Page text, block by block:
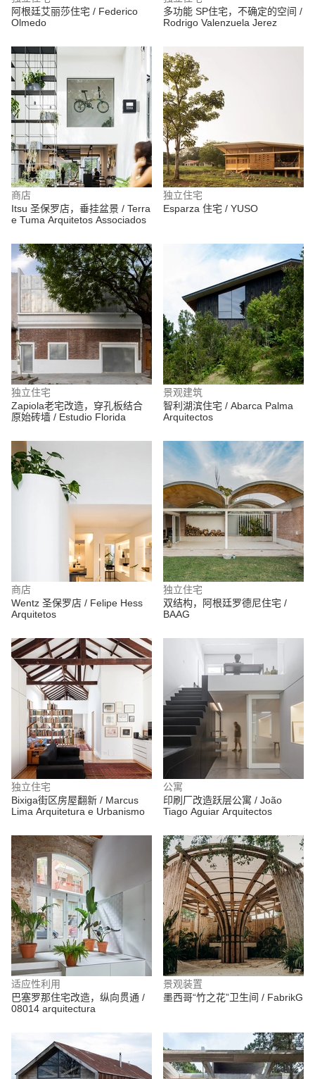
阿根廷艾丽莎住宅 / Federico
Olmedo
多功能 SP住宅，不确定的空间 /
Rodrigo Valenzuela Jerez
商店
Itsu 圣保罗店，垂挂盆景 / Terra
e Tuma Arquitetos Associados
独立住宅
Esparza 住宅 / YUSO
独立住宅
Zapiola老宅改造，穿孔板结合
原始砖墙 / Estudio Florida
景观建筑
智利湖滨住宅 / Abarca Palma
Arquitectos
商店
Wentz 圣保罗店 / Felipe Hess
Arquitetos
独立住宅
双结构，阿根廷罗德尼住宅 /
BAAG
独立住宅
Bixiga街区房屋翻新 / Marcus
Lima Arquitetura e Urbanismo
公寓
印刷厂改造跃层公寓 / João
Tiago Aguiar Arquitectos
适应性利用
巴塞罗那住宅改造，纵向贯通 /
08014 arquitectura
景观装置
墨西哥“竹之花”卫生间 / FabrikG